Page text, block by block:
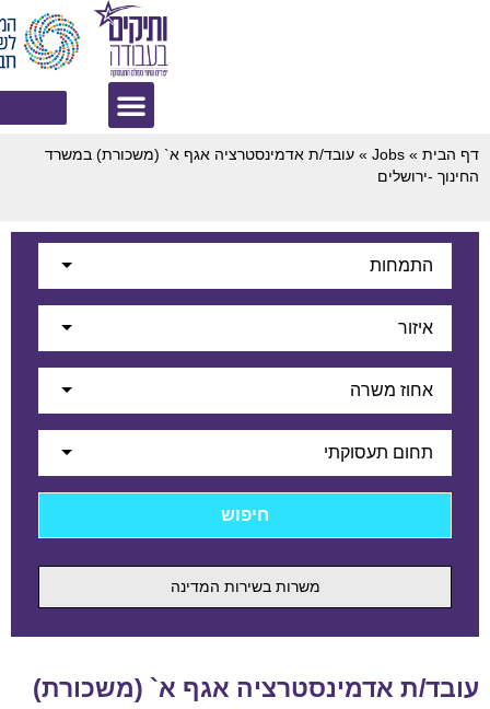
מעסיקים? לחצו
ת אדמינסטרציה אגף א` (משכורת) במשרד
אגף א` (משכורת)